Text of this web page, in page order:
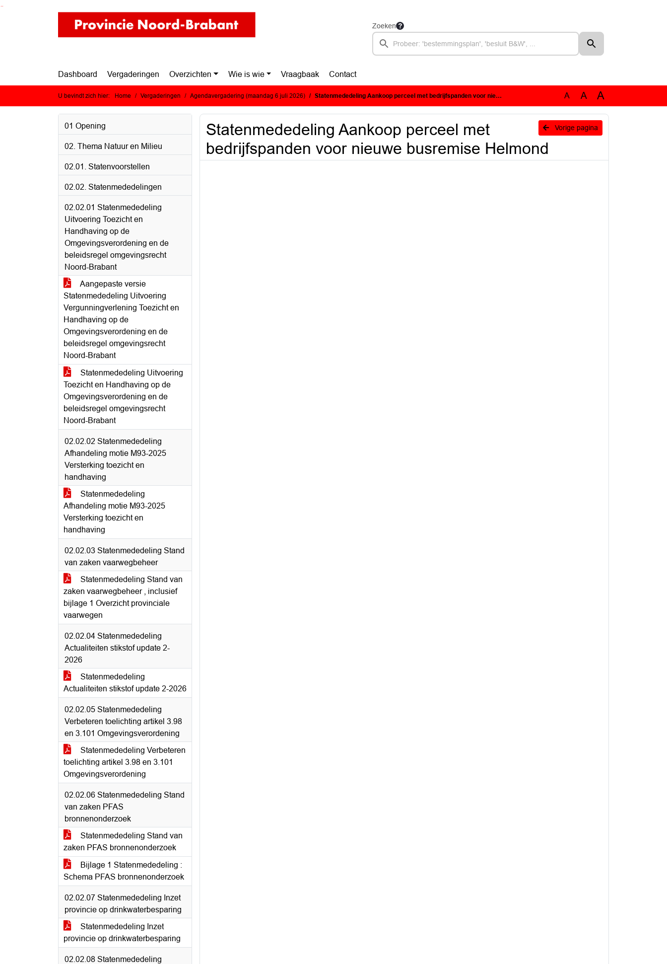
Ga naar de inhoud van deze pagina
Ga naar het zoeken
Ga naar het menu
Zoeken
Dashboard Vergaderingen Overzichten Wie is wie Vraagbaak Contact
U bevindt zich hier: Home Vergaderingen Agendavergadering (maandag 6 juli 2026) Statenmededeling Aankoop perceel met bedrijfspanden voor nieuwe busremise Helmond A A A
01 Opening
02. Thema Natuur en Milieu
02.01. Statenvoorstellen
02.02. Statenmededelingen
02.02.01 Statenmededeling
Uitvoering Toezicht en
Handhaving op de
Omgevingsverordening en de
beleidsregel omgevingsrecht
Noord-Brabant
Aangepaste versie
Statenmededeling Uitvoering
Vergunningverlening Toezicht en
Handhaving op de
Omgevingsverordening en de
beleidsregel omgevingsrecht
Noord-Brabant
Statenmededeling Uitvoering
Toezicht en Handhaving op de
Omgevingsverordening en de
beleidsregel omgevingsrecht
Noord-Brabant
02.02.02 Statenmededeling
Afhandeling motie M93-2025
Versterking toezicht en
handhaving
Statenmededeling
Afhandeling motie M93-2025
Versterking toezicht en
handhaving
02.02.03 Statenmededeling Stand
van zaken vaarwegbeheer
Statenmededeling Stand van
zaken vaarwegbeheer , inclusief
bijlage 1 Overzicht provinciale
vaarwegen
02.02.04 Statenmededeling
Actualiteiten stikstof update 2-
2026
Statenmededeling
Actualiteiten stikstof update 2-2026
02.02.05 Statenmededeling
Verbeteren toelichting artikel 3.98
en 3.101 Omgevingsverordening
Statenmededeling Verbeteren
toelichting artikel 3.98 en 3.101
Omgevingsverordening
02.02.06 Statenmededeling Stand
van zaken PFAS
bronnenonderzoek
Statenmededeling Stand van
zaken PFAS bronnenonderzoek
Bijlage 1 Statenmededeling :
Schema PFAS bronnenonderzoek
02.02.07 Statenmededeling Inzet
provincie op drinkwaterbesparing
Statenmededeling Inzet
provincie op drinkwaterbesparing
02.02.08 Statenmededeling
Vorige pagina
Statenmededeling Aankoop perceel met
bedrijfspanden voor nieuwe busremise Helmond